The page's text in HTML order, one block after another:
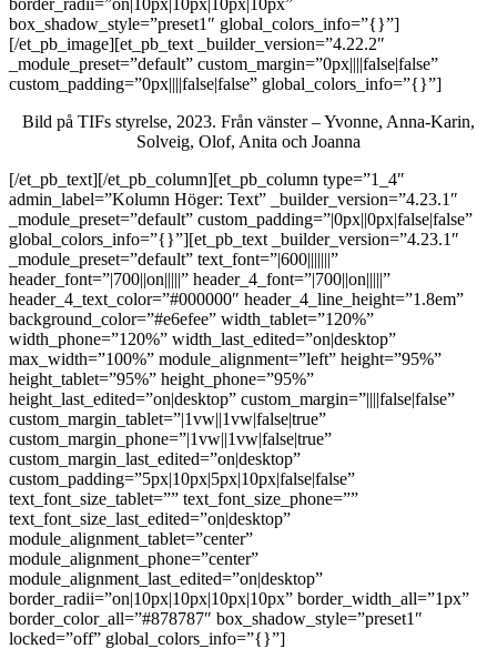
box_shadow_style=”preset1″ global_colors_info=”{}”]
[/et_pb_image][et_pb_text _builder_version=”4.22.2″
_module_preset=”default” custom_margin=”0px||||false|false”
custom_padding=”0px||||false|false” global_colors_info=”{}”]
Bild på TIFs styrelse, 2023. Från vänster – Yvonne, Anna-Karin,
Solveig, Olof, Anita och Joanna
[/et_pb_text][/et_pb_column][et_pb_column type=”1_4″
admin_label=”Kolumn Höger: Text” _builder_version=”4.23.1″
_module_preset=”default” custom_padding=”|0px||0px|false|false”
global_colors_info=”{}”][et_pb_text _builder_version=”4.23.1″
_module_preset=”default” text_font=”|600|||||||”
header_font=”|700||on|||||” header_4_font=”|700||on|||||”
header_4_text_color=”#000000″ header_4_line_height=”1.8em”
background_color=”#e6efee” width_tablet=”120%”
width_phone=”120%” width_last_edited=”on|desktop”
max_width=”100%” module_alignment=”left” height=”95%”
height_tablet=”95%” height_phone=”95%”
height_last_edited=”on|desktop” custom_margin=”||||false|false”
custom_margin_tablet=”|1vw||1vw|false|true”
custom_margin_phone=”|1vw||1vw|false|true”
custom_margin_last_edited=”on|desktop”
custom_padding=”5px|10px|5px|10px|false|false”
text_font_size_tablet=”” text_font_size_phone=””
text_font_size_last_edited=”on|desktop”
module_alignment_tablet=”center”
module_alignment_phone=”center”
module_alignment_last_edited=”on|desktop”
border_radii=”on|10px|10px|10px|10px” border_width_all=”1px”
border_color_all=”#878787″ box_shadow_style=”preset1″
locked=”off” global_colors_info=”{}”]